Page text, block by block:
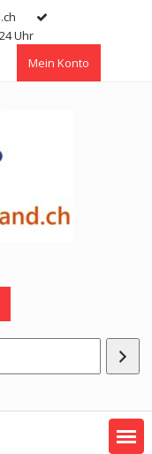
Uhr
Mein Konto